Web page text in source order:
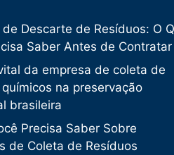
de Descarte de Resíduos: O
Saber Antes de Contratar
da empresa de coleta de
na preservação
brasileira
Precisa Saber Sobre
de Coleta de Resíduos